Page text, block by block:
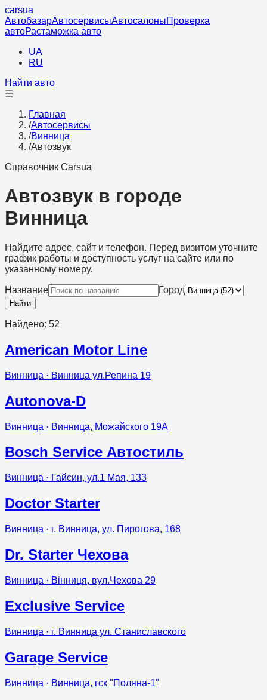
carsua
АвтобазарАвтосервисыАвтосалоныПроверка
автоРастаможка авто
UA
RU
Найти авто
☰
Главная
/Автосервисы
/Винница
/Автозвук
Справочник Carsua
Автозвук в городе
Винница
Найдите адрес, сайт и телефон. Перед визитом уточните
график работы и доступность услуг на сайте или по
указанному номеру.
Название Город
Найти
Найдено: 52
American Motor Line
Винница · Винница ул.Репина 19
Autonova-D
Винница · Винница, Можайского 19А
Bosch Service Автостиль
Винница · Гайсин, ул.1 Мая, 133
Doctor Starter
Винница · г. Винница, ул. Пирогова, 168
Dr. Starter Чехова
Винница · Вінниця, вул.Чехова 29
Exclusive Service
Винница · г. Винница ул. Станиславского
Garage Service
Винница · Винница, гск "Поляна-1"